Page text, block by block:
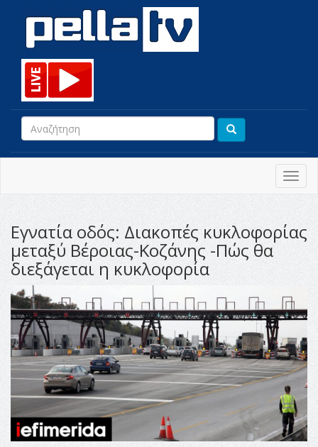
Εγνατία οδός: Διακοπές κυκλοφορίας
μεταξύ Βέροιας-Κοζάνης -Πώς θα
διεξάγεται η κυκλοφορία